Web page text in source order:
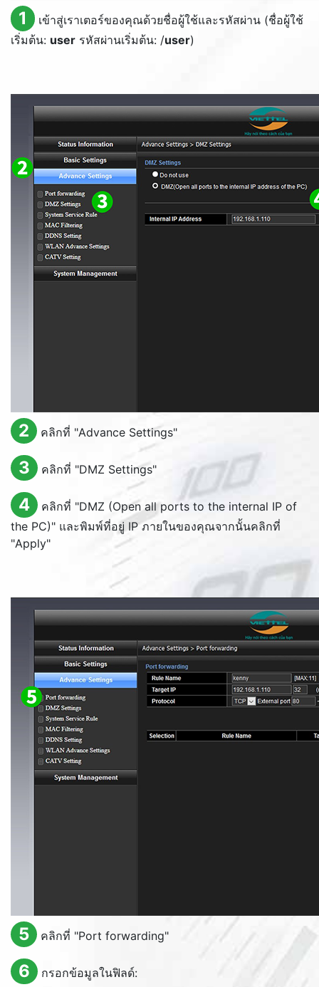
1
เข้าสู่เราเตอร์ของคุณด้วยชื่อผู้ใช้และรหัสผ่าน (ชื่อผู้ใช้
เริ่มต้น: user รหัสผ่านเริ่มต้น: /user)
2 คลิกที่ "Advance Settings"
3 คลิกที่ "DMZ Settings"
4 คลิกที่ "DMZ (Open all ports to the internal IP of
the PC)" และพิมพ์ที่อยู่ IP ภายในของคุณจากนั้นคลิกที่
"Apply"
5 คลิกที่ "Port forwarding"
6 กรอกข้อมูลในฟิลด์: